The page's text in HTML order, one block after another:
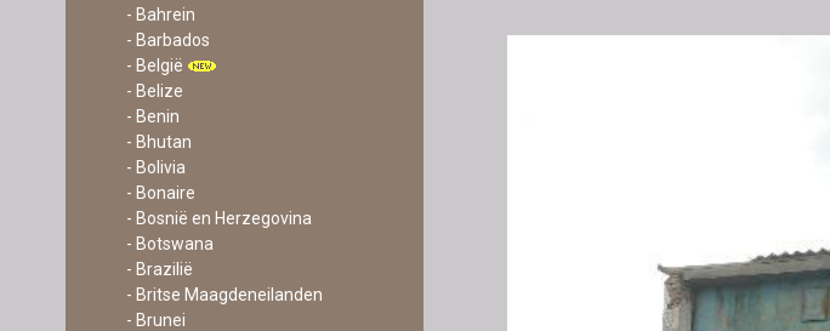
- Bahrein
- Barbados
- België
- Belize
- Benin
- Bhutan
- Bolivia
- Bonaire
- Bosnië en Herzegovina
- Botswana
- Brazilië
- Britse Maagdeneilanden
- Brunei